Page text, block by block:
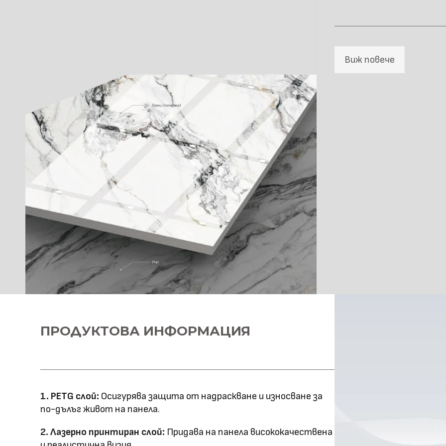
Виж повече
ПРОДУКТОВА ИНФОРМАЦИЯ
1. PETG слой: Осигурява защита от надраскване и износване за
по-дълъг живот на панела.
2. Лазерно принтиран слой: Придава на панела висококачествена